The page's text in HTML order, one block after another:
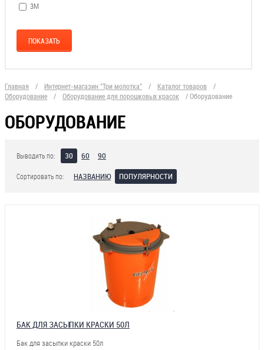
3М
Главная / Интернет-магазин "Три молотка" / Каталог товаров
/
Оборудование
/ Оборудование для порошковых красок /Оборудование
ОБОРУДОВАНИЕ
Выводить по: 30 60 90
Сортировать по: НАЗВАНИЮ ПОПУЛЯРНОСТИ
БАК ДЛЯ ЗАСЫПКИ КРАСКИ 50Л
Бак для засыпки краски 50л